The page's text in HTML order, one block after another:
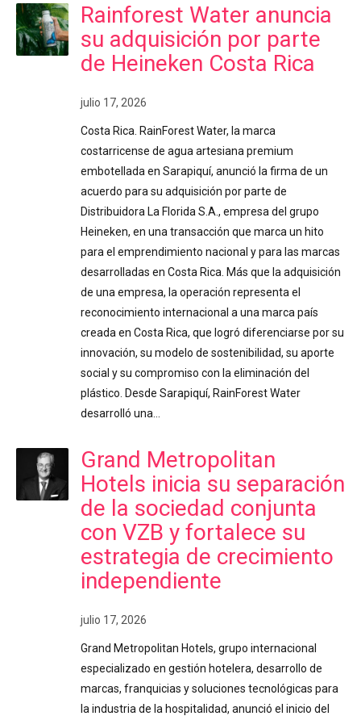
Rainforest Water anuncia
su adquisición por parte
de Heineken Costa Rica
julio 17, 2026
Costa Rica. RainForest Water, la marca
costarricense de agua artesiana premium
embotellada en Sarapiquí, anunció la firma de un
acuerdo para su adquisición por parte de
Distribuidora La Florida S.A., empresa del grupo
Heineken, en una transacción que marca un hito
para el emprendimiento nacional y para las marcas
desarrolladas en Costa Rica. Más que la adquisición
de una empresa, la operación representa el
reconocimiento internacional a una marca país
creada en Costa Rica, que logró diferenciarse por su
innovación, su modelo de sostenibilidad, su aporte
social y su compromiso con la eliminación del
plástico. Desde Sarapiquí, RainForest Water
desarrolló una…
Grand Metropolitan
Hotels inicia su separación
de la sociedad conjunta
con VZB y fortalece su
estrategia de crecimiento
independiente
julio 17, 2026
Grand Metropolitan Hotels, grupo internacional
especializado en gestión hotelera, desarrollo de
marcas, franquicias y soluciones tecnológicas para
la industria de la hospitalidad, anunció el inicio del